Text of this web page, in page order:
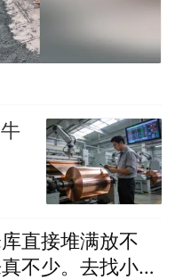
直接堆满放不
不少。去找小伙